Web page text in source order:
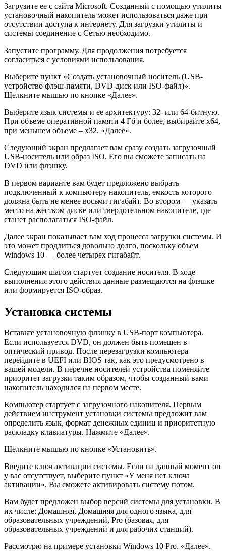
Загрузите ее с сайта Microsoft. Созданный с помощью утилиты
установочный накопитель может использоваться даже при
отсутствии доступа к интернету. Для загрузки утилиты и
системы соединение с Сетью необходимо.
Запустите программу. Для продолжения потребуется
согласиться с условиями использования.
Выберите пункт «Создать установочный носитель (USB-
устройство флэш-памяти, DVD-диск или ISO-файл)».
Щелкните мышью по кнопке «Далее».
Выберите язык системы и ее архитектуру: 32- или 64-битную.
При объеме оперативной памяти 4 Гб и более, выбирайте x64,
при меньшем объеме – x32. «Далее».
Следующий экран предлагает вам сразу создать загрузочный
USB-носитель или образ ISO. Его вы сможете записать на
DVD или флэшку.
В первом варианте вам будет предложено выбрать
подключенный к компьютеру накопитель, емкость которого
должна быть не менее восьми гигабайт. Во втором — указать
место на жестком диске или твердотельном накопителе, где
станет располагаться ISO-файл.
Далее экран показывает вам ход процесса загрузки системы. И
это может продлиться довольно долго, поскольку объем
Windows 10 — более четырех гигабайт.
Следующим шагом стартует создание носителя. В ходе
выполнения этого действия данные размещаются на флэшке
или формируется ISO-образ.
Установка системы
Вставьте установочную флэшку в USB-порт компьютера.
Если используется DVD, он должен быть помещен в
оптический привод. После перезагрузки компьютера
перейдите в UEFI или BIOS так, как это предусмотрено в
вашей модели. В перечне носителей устройства поменяйте
приоритет загрузки таким образом, чтобы созданный вами
накопитель находился на первом месте.
Компьютер стартует с загрузочного накопителя. Первым
действием инструмент установки системы предложит вам
определить язык, формат денежных единиц и приоритетную
раскладку клавиатуры. Нажмите «Далее».
Щелкните мышью по кнопке «Установить».
Введите ключ активации системы. Если на данный момент он
у вас отсутствует, выберите пункт «У меня нет ключа
активации». Вы сможете активировать систему потом.
Вам будет предложен выбор версий системы для установки. В
их числе: Домашняя, Домашняя для одного языка, для
образовательных учреждений, Pro (базовая, для
образовательных учреждений и для рабочих станций).
Рассмотрю на примере установки Windows 10 Pro. «Далее».